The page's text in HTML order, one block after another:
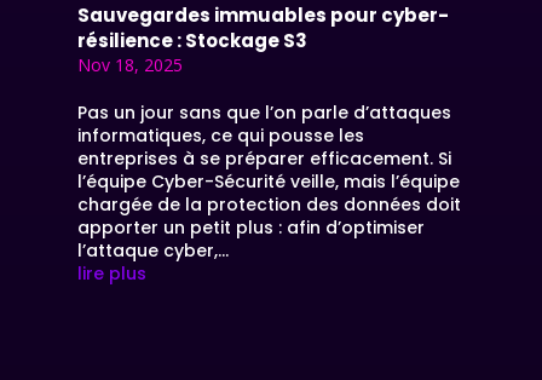
Sauvegardes immuables pour cyber-
résilience : Stockage S3
Nov 18, 2025
Pas un jour sans que l’on parle d’attaques
informatiques, ce qui pousse les
entreprises à se préparer efficacement. Si
l’équipe Cyber-Sécurité veille, mais l’équipe
chargée de la protection des données doit
apporter un petit plus : afin d’optimiser
l’attaque cyber,...
lire plus